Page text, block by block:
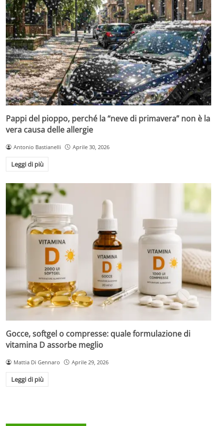
Pappi del pioppo, perché la “neve di primavera” non è la
vera causa delle allergie
Antonio Bastianelli Aprile 30, 2026
Leggi di più
Gocce, softgel o compresse: quale formulazione di
vitamina D assorbe meglio
Mattia Di Gennaro Aprile 29, 2026
Leggi di più